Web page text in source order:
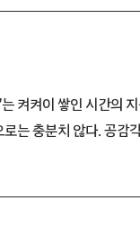
’는 켜켜이 쌓인 시간의
는 충분치 않다. 공감